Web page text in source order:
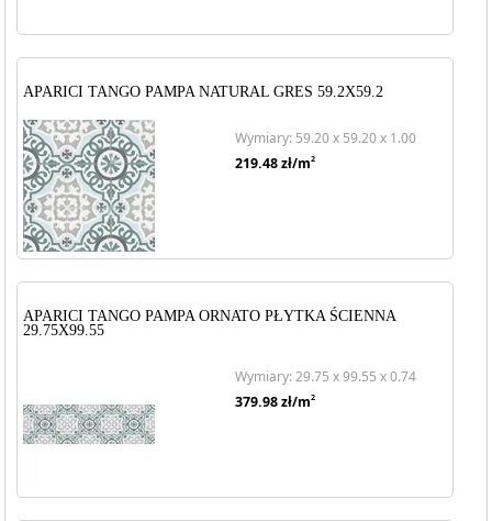
APARICI TANGO PAMPA NATURAL GRES 59.2X59.2
Wymiary: 59.20 x 59.20 x 1.00
219.48zł/m2
APARICI TANGO PAMPA ORNATO PŁYTKA ŚCIENNA
29.75X99.55
Wymiary: 29.75 x 99.55 x 0.74
379.98zł/m2